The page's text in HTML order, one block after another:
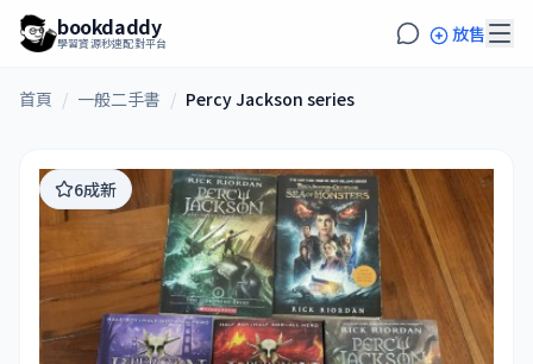
bookdaddy
學習資源秒速配對平台 放售
首頁 / 一般二手書 / Percy Jackson series
6成新